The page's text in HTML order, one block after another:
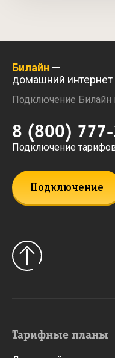
Билайн —
домашний интернет
Подключение Билайн
8 (800)
Подключение
Подключение
Тарифные планы